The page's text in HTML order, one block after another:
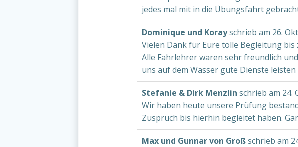
jedes mal mit in die Übungsfahrt
Dominique und Korayschrieb am 26.
Vielen Dank für Eure tolle Begleitung
Alle Fahrlehrer waren sehr freundlich
uns auf dem Wasser gute Dienste
Stefanie & Dirk Menzlinschrieb am 24.
Wir haben heute unsere Prüfung
Zuspruch bis hierhin begleitet haben.
Max und Gunnar von Großschrieb am